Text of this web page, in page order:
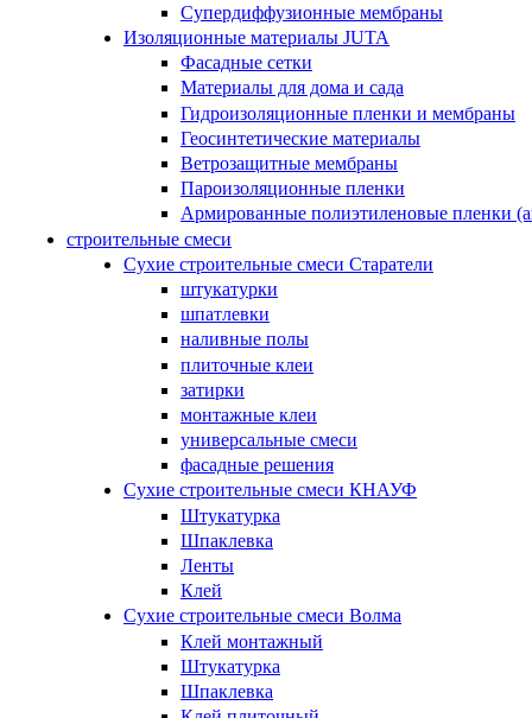
Супердиффузионные мембраны
Изоляционные материалы JUTA
Фасадные сетки
Материалы для дома и сада
Гидроизоляционные пленки и мембраны
Геосинтетические материалы
Ветрозащитные мембраны
Пароизоляционные пленки
Армированные полиэтиленовые пленки
строительные смеси
Сухие строительные смеси Старатели
штукатурки
шпатлевки
наливные полы
плиточные клеи
затирки
монтажные клеи
универсальные смеси
фасадные решения
Сухие строительные смеси КНАУФ
Штукатурка
Шпаклевка
Ленты
Клей
Сухие строительные смеси Волма
Клей монтажный
Штукатурка
Шпаклевка